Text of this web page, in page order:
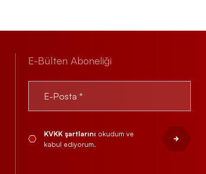
E-Bülten Aboneliği
KVKK şartlarını okudum ve
kabul ediyorum.